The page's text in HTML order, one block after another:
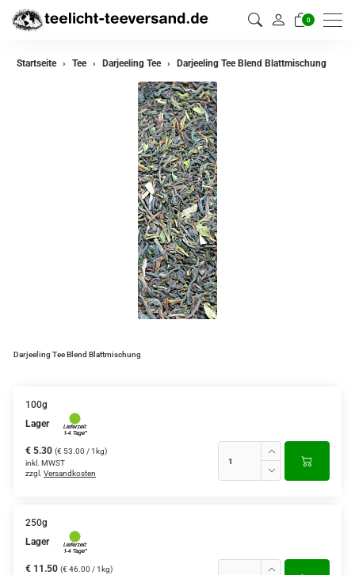
0
zurück
Grüner Tee aus Japan
Teemischungen
Verschiedene Anbaugebiete
Yogi - und Beuteltee
Aromatisierter Grüntee
Startseite Tee Darjeeling Tee Darjeeling Tee Blend Blattmischung
Darjeeling Tee Blend Blattmischung
100g
Lager
€ 5.30 (€ 53.00 / 1kg)
inkl. MWST
zzgl. Versandkosten
250g
Lager
€ 11.50 (€ 46.00 / 1kg)